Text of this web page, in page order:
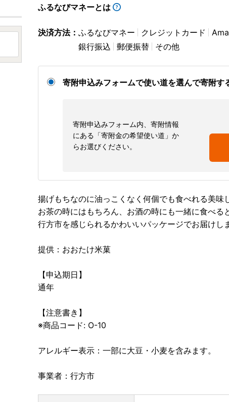
ふるなびマネーとは
決済方法： ふるなびマネー クレジットカード
銀行振込
郵便振替 その他
寄附申込みフォームで使い道を選んで寄附す
寄附申込みフォーム内、寄附情報
にある「寄附金の希望使い道」か
らお選びください。
揚げもちなのに油っこくなく何個でも食べれる美味
お茶の時にはもちろん、お酒の時にも一緒に食べる
行方市を感じられるかわいいパッケージでお届けし
提供：おおたけ米菓
【申込期日】
通年
【注意書き】
※商品コード: O-10
アレルギー表示：一部に大豆・小麦を含みます。
事業者：行方市